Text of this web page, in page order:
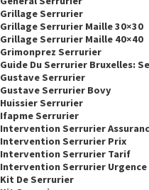
Grillage Serrurier
Grillage Serrurier Maille 30×30
Grillage Serrurier Maille 40×40
Grimonprez Serrurier
Guide Du Serrurier Bruxelles:
Gustave Serrurier
Gustave Serrurier Bovy
Huissier Serrurier
Ifapme Serrurier
Intervention Serrurier
Intervention Serrurier Prix
Intervention Serrurier Tarif
Intervention Serrurier Urgence
Kit De Serrurier